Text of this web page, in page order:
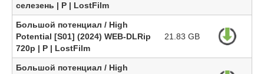
селезень | P | LostFilm
Большой потенциал / High
Potential [S01] (2024) WEB-DLRip
720p | P | LostFilm
21.83 GB
Большой потенциал / High